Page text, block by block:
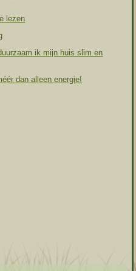
lezen
ik mijn huis slim en
dan alleen energie!